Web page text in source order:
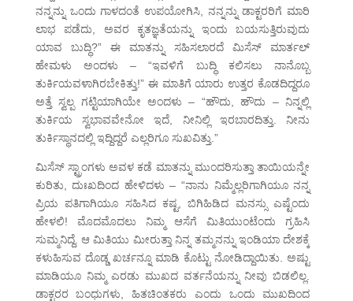
ನನ್ನನ್ನು ಒಂದು ಗಾಳದಂತೆ ಉಪಯೋಗಿಸಿ, ನನ್ನನ್ನು ಡಾಕ್ಟರರಿಗೆ ಮಾರಿ
ಲಾಭ ಪಡೆದು, ಅವರ ಕೃತಜ್ಞತೆಯನ್ನು ಇಂದು ಬಯಸುತ್ತಿರುವುದು
ಯಾವ ಬುದ್ಧಿ?” ಈ ಮಾತನ್ನು ಸಹಿಸಲಾರದೆ ಮಿಸೆಸ್ ಮಾರ್ತಲ್
ಹೇಮಳು ಅಂದಳು – “ಇವಳಿಗೆ ಬುದ್ಧಿ ಕಲಿಸಲು ನಾನೊಬ್ಬ
ತುರ್ಕಿಯವಳಾಗಿರಬೇಕಿತ್ತು!” ಈ ಮಾತಿಗೆ ಯಾರು ಉತ್ತರ ಕೊಡದಿದ್ದರೂ
ಅತ್ತೆ ಸ್ವಲ್ಪ ಗಟ್ಟಿಯಾಗಿಯೇ ಅಂದಳು – “ಹೌದು, ಹೌದು – ನಿನ್ನಲ್ಲಿ
ತುರ್ಕಿಯ ಸ್ವಭಾವವೇನೋ ಇದೆ, ನೀನಿಲ್ಲಿ ಇರಬಾರದಿತ್ತು. ನೀನು
ತುರ್ಕಿಸ್ಥಾನದಲ್ಲಿ ಇದ್ದಿದ್ದರೆ ಎಲ್ಲರಿಗೂ ಸುಖವಿತ್ತು.”
ಮಿಸೆಸ್ ಸ್ಟ್ರಾಂಗಳು ಅವಳ ಕಡೆ ಮಾತನ್ನು ಮುಂದರಿಸುತ್ತಾ ತಾಯಿಯನ್ನೇ
ಕುರಿತು, ದುಃಖದಿಂದ ಹೇಳಿದಳು – “ನಾನು ನಿಮ್ಮೆಲ್ಲರಿಗಾಗಿಯೂ ನನ್ನ
ಪ್ರಿಯ ಪತಿಗಾಗಿಯೂ ಸಹಿಸಿದ ಕಷ್ಟ, ಬಿಗಿಹಿಡಿದ ಮನಸ್ಸು ಎಷ್ಟೆಂದು
ಹೇಳಲಿ! ಮೊದಮೊದಲು ನಿಮ್ಮ ಆಸೆಗೆ ಮಿತಿಯುಂಟೆಂದು ಗ್ರಹಿಸಿ
ಸುಮ್ಮನಿದ್ದೆ. ಆ ಮಿತಿಯು ಮೀರುತ್ತಾ ನಿನ್ನ ತಮ್ಮನನ್ನು ಇಂಡಿಯಾ ದೇಶಕ್ಕೆ
ಕಳುಹಿಸುವ ದೊಡ್ಡ ಖರ್ಚನ್ನೂ ಮಾಡಿ ಕೊಟ್ಟು ನೋಡಿದ್ದಾಯಿತು. ಅಷ್ಟು
ಮಾಡಿಯೂ ನಿಮ್ಮ ಎರಡು ಮುಖದ ವರ್ತನೆಯನ್ನು ನೀವು ಬಿಡಲಿಲ್ಲ.
ಡಾಕ್ಟರರ ಬಂಧುಗಳು, ಹಿತಚಿಂತಕರು ಎಂದು ಒಂದು ಮುಖದಿಂದ